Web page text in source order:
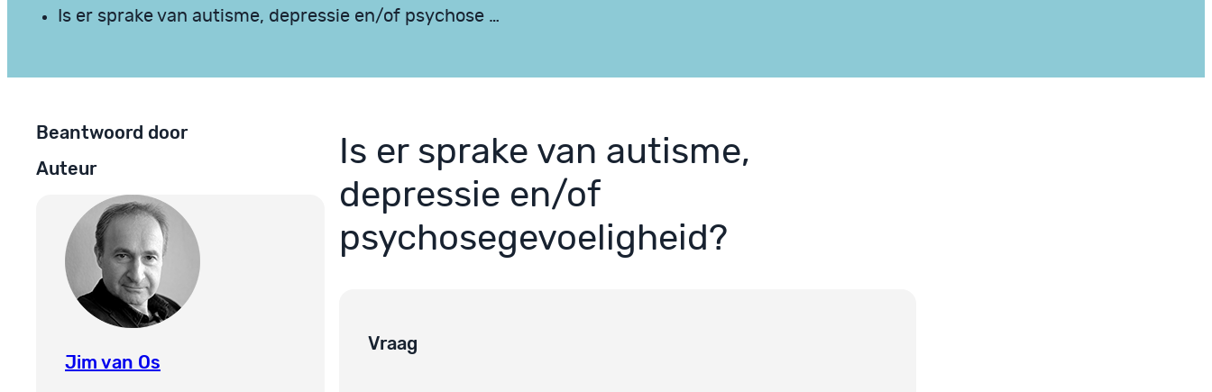
Is er sprake van autisme, depressie en/of psychose …
Beantwoord door
Auteur
Jim van Os
Is er sprake van autisme,
depressie en/of
psychosegevoeligheid?
Vraag